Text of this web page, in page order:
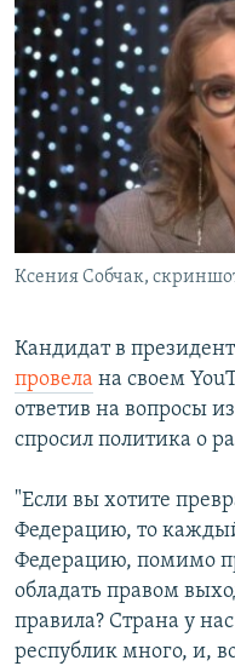
СИБИРЬ.РЕАЛИИ
РАСПИСАНИЕ
ПОДПИШИТЕСЬ НА
СОЦИАЛЬНЫЕ СЕТИ
Все сайты РСЕ/РС
Ксения Собчак,
Кандидат в
провела на своем
ответив на вопросы
спросил политика о
"Если вы хотите
Федерацию, то
Федерацию, помимо
обладать правом
правила? Страна у
республик много, и,